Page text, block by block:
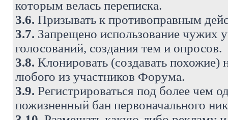
которым велась переписка.
3.6. Призывать к противоправным
3.7. Запрещено использование чужих
голосований, создания тем и опросов.
3.8. Клонировать (создавать похожие)
любого из участников Форума.
3.9. Регистрироваться под более чем
пожизненный бан первоначального